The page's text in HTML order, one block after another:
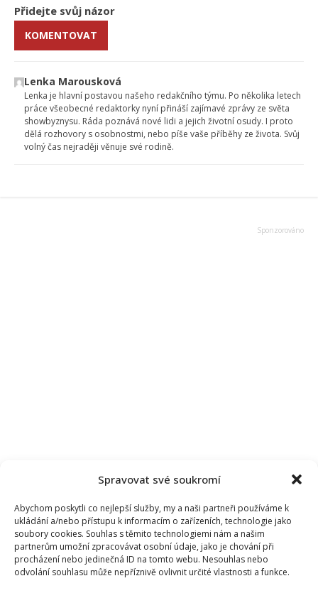
Spravovat své soukromí
Abychom poskytli co nejlepší služby, my a naši partneři používáme k
ukládání a/nebo přístupu k informacím o zařízeních, technologie jako
soubory cookies. Souhlas s těmito technologiemi nám a našim
partnerům umožní zpracovávat osobní údaje, jako je chování při
procházení nebo jedinečná ID na tomto webu. Nesouhlas nebo
odvolání souhlasu může nepříznivě ovlivnit určité vlastnosti a funkce.
Přidejte svůj názor
KOMENTOVAT
Lenka Marousková
Lenka je hlavní postavou našeho redakčního týmu. Po několika letech
práce všeobecné redaktorky nyní přináší zajímavé zprávy ze světa
showbyznysu. Ráda poznává nové lidi a jejich životní osudy. I proto
dělá rozhovory s osobnostmi, nebo píše vaše příběhy ze života. Svůj
volný čas nejraději věnuje své rodině.